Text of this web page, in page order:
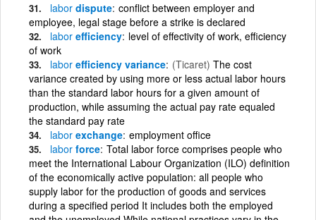
labor dispute conflict between employer and
employee, legal stage before a strike is declared
labor efficiency level of effectivity of work, efficiency
of work
labor efficiency variance (Ticaret) The cost
variance created by using more or less actual labor hours
than the standard labor hours for a given amount of
production, while assuming the actual pay rate equaled
the standard pay rate
labor exchange employment office
labor force Total labor force comprises people who
meet the International Labour Organization (ILO) definition
of the economically active population: all people who
supply labor for the production of goods and services
during a specified period It includes both the employed